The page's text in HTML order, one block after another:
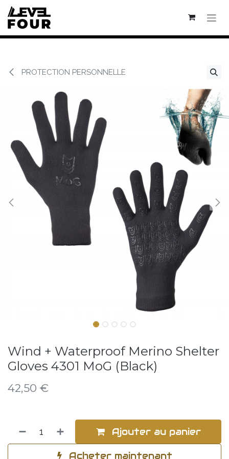
Se rendre au contenu
PROTECTION PERSONNELLE
Wind + Waterproof Merino Shelter
Gloves 4301 MoG (Black)
42,50 €
Ajouter au panier
Acheter maintenant